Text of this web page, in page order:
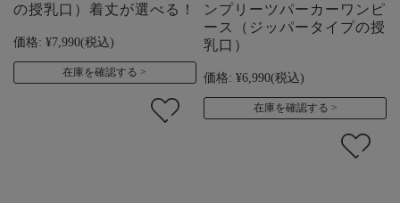
の授乳口）着丈が選べる！
価格: ¥7,990(税込)
在庫を確認する
ンプリーツパーカーワンピ
ース（ジッパータイプの授
乳口）
価格: ¥6,990(税込)
在庫を確認する